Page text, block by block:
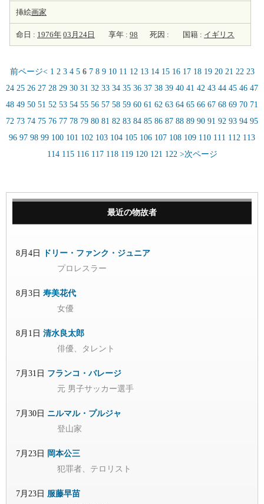
挿絵画家
命日 : 1976年 03月24日 享年 : 98 死因 : 国籍 : イギリス
前ページ< 1 2 3 4 5 6 7 8 9 10 11 12 13 14 15 16 17 18 19 20 21 22 23
24 25 26 27 28 29 30 31 32 33 34 35 36 37 38 39 40 41 42 43 44 45 46 47
48 49 50 51 52 53 54 55 56 57 58 59 60 61 62 63 64 65 66 67 68 69 70 71
72 73 74 75 76 77 78 79 80 81 82 83 84 85 86 87 88 89 90 91 92 93 94 95
96 97 98 99 100 101 102 103 104 105 106 107 108 109 110 111 112 113
114 115 116 117 118 119 120 121 122 >次ページ
最近の物故者
8月4日
ドリー・ファンク・ジュニア
プロレスラー
8月3日 寿美花代
女優
8月1日 清水良太郎
俳優、タレント
7月31日 フランコ・バレージ
元 男子サッカー選手
7月30日 ニルマル・プルジャ
登山家
7月23日 岡本公三
犯罪者、テロリスト
7月23日 服藤早苗